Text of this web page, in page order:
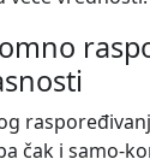
čak i samo-